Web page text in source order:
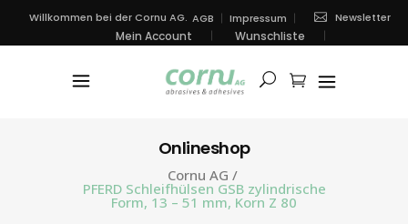
Willkommen bei der Cornu AG. AGB Impressum Newsletter
Mein Account Wunschliste
Onlineshop
Cornu AG /
PFERD Schleifhülsen GSB zylindrische
Form, 13 – 51 mm, Korn Z 80